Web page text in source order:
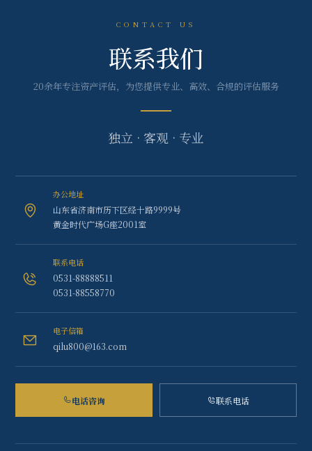
CONTACT US
联系我们
20余年专注资产评估，为您提供专业、高效、合规的评估服务
独立 · 客观 · 专业
办公地址
山东省济南市历下区经十路9999号
黄金时代广场G座2001室
联系电话
0531-88888511
0531-88558770
电子信箱
qilu800@163.com
电话咨询 联系电话